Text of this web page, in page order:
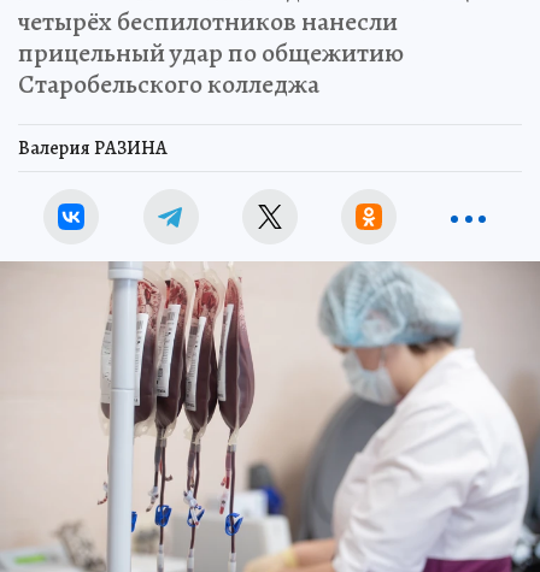
четырёх беспилотников нанесли
прицельный удар по общежитию
Старобельского колледжа
Валерия РАЗИНА